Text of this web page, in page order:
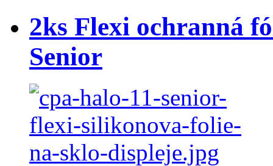
2ks Flexi ochranná
Senior